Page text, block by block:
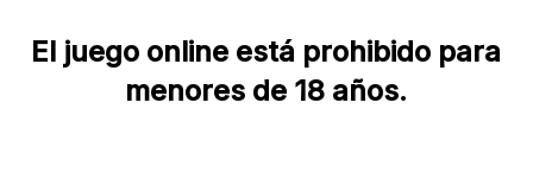
El juego online está prohibido para
menores de 18 años.